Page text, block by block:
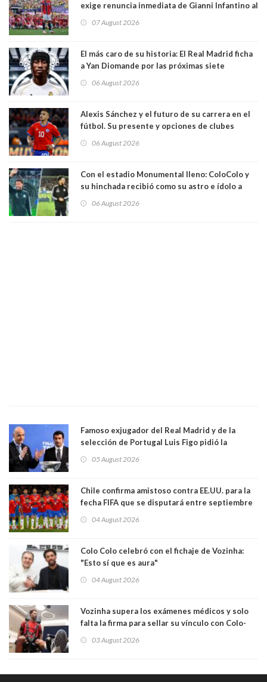
exige renuncia inmediata de Gianni Infantino al
07 August 2026
El más caro de su historia: El Real Madrid ficha
a Yan Diomande por las próximas siete
06 August 2026
Alexis Sánchez y el futuro de su carrera en el
fútbol. Su presente y opciones de clubes
06 August 2026
Con el estadio Monumental lleno: ColoColo y
su hinchada recibió como su astro e ídolo a
06 August 2026
Famoso exjugador del Real Madrid y de la
selección de Portugal Luis Figo pidió la
comportamiento más bajo y cobarde que he
05 August 2026
Chile confirma amistoso contra EE.UU. para la
fecha FIFA que se disputará entre septiembre
04 August 2026
Colo Colo celebró con el fichaje de Vozinha:
"Esto sí que es aura"
04 August 2026
Vozinha supera los exámenes médicos y solo
falta la firma para sellar su vínculo con Colo-
03 August 2026